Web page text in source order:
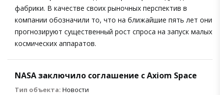
фабрики. В качестве своих рыночных перспектив в
компании обозначили то, что на ближайшие пять лет они
прогнозируют существенный рост спроса на запуск малых
космических аппаратов.
NASA заключило соглашение с Axiom Space
Тип объекта: Новости